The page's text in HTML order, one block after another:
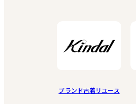
ブランド古着リユース